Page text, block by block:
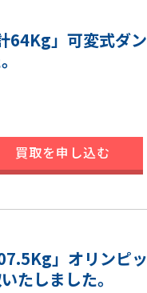
」可変式ダン
買取を申し込む
」オリンピッ
たしました。